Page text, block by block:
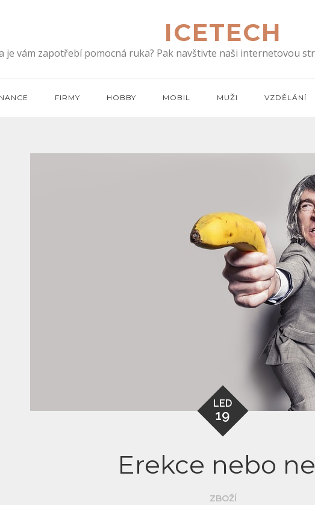
ICETECH
je vám zapotřebí pomocná ruka? Pak navštivte naši internetovou
FIRMY HOBBY MOBIL MUŽI VZDĚLÁNÍ
LED
19
Erekce nebo
ZBOŽÍ